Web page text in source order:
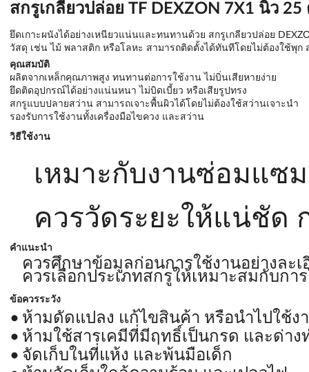
สกรูเกลียวปล่อย TF DEXZON 7X1 นิ้ว 25
ยึดเกาะผนังได้อย่างเหนียวแน่นและทนทานด้วย สกรูเกลียวปล่อย
วัสดุ เช่น ไม้ พลาสติก หรือโลหะ สามารถติดตั้งได้ทันทีโดยไม่ต้องใช้พุก
คุณสมบัติ
ผลิตจากเหล็กคุณภาพสูง ทนทานต่อการใช้งาน ไม่บิ่นเสียหายง่าย
ยึดติดอุปกรณ์ได้อย่างแน่นหนา ไม่บิดเบี้ยว หรือเสียรูปทรง
สกรูแบบปลายสว่าน สามารถเจาะพื้นผิวได้โดยไม่ต้องใช้สว่านเจาะนำ
รองรับการใช้งานทั้งเครื่องมือไขควง และสว่าน
วิธีใช้งาน
เหมาะกับงานซ่อมแซ
ควรวัดระยะให้แน่ชัด
คำแนะนำ
ควรศึกษาข้อมูลก่อนการใช้งานอย่างละเ
ควรเลือกประเภทสกรูให้เหมาะสมกับกา
ข้อควรระวัง
ห้ามดัดแปลง แก้ไขสินค้า หรือนำไปใช้ง
ห้ามใช้สารเคมีที่มีฤทธิ์เป็นกรด และด่าง
จัดเก็บในที่แห้ง และพ้นมือเด็ก